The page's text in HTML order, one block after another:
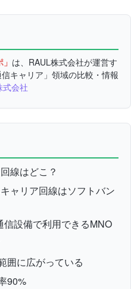
は、RAUL株式会社が運営す
キャリア」領域の比較・情報
式会社
線はどこ？
ャリア回線はソフトバン
設備で利用できるMNO
囲に広がっている
90%